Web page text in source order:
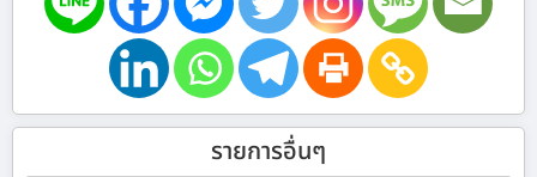
รายการอื่นๆ